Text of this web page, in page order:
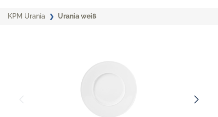
KPM Urania Urania weiß